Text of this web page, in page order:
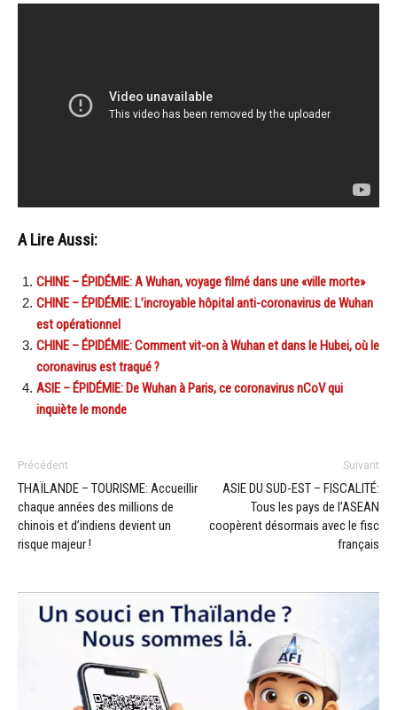
A Lire Aussi:
CHINE – ÉPIDÉMIE: A Wuhan, voyage filmé dans une «ville morte»
CHINE – ÉPIDÉMIE: L’incroyable hôpital anti-coronavirus de Wuhan
est opérationnel
CHINE – ÉPIDÉMIE: Comment vit-on à Wuhan et dans le Hubei, où le
coronavirus est traqué ?
ASIE – ÉPIDÉMIE: De Wuhan à Paris, ce coronavirus nCoV qui
inquiète le monde
Précédent
THAÏLANDE – TOURISME: Accueillir
chaque années des millions de
chinois et d’indiens devient un
risque majeur !
Suivant
ASIE DU SUD-EST – FISCALITÉ:
Tous les pays de l’ASEAN
coopèrent désormais avec le fisc
français